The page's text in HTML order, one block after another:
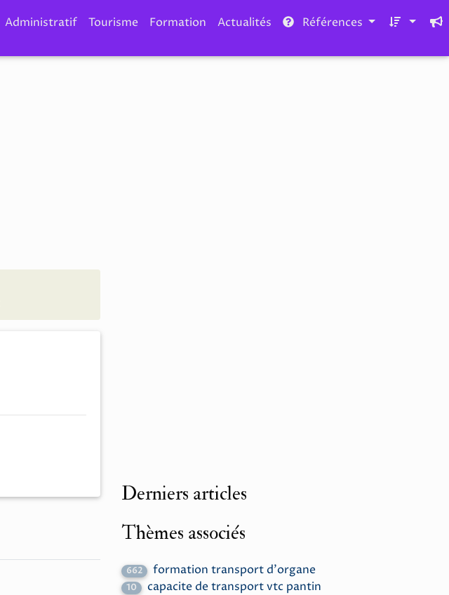
Administratif Tourisme Formation Actualités Références
Derniers articles
Thèmes associés
662 formation transport d'organe
10 capacite de transport vtc pantin